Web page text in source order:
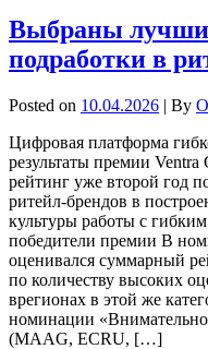
Выбраны
подработки в
Posted on 10.04.2026 | By
Цифровая платформа
результаты премии
рейтинг уже второй год
ритейл-брендов в
культуры работы с
победители премии В
оценивался суммарный
по количеству высоких
врегионах в этой же
номинации
(MAAG, ECRU, […]